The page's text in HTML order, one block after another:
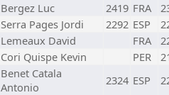
Bergez Luc 2419 FRA
Serra Pages Jordi 2292 ESP
Lemeaux David FRA
Cori Quispe Kevin PER
Benet Catala
Antonio
2324 ESP